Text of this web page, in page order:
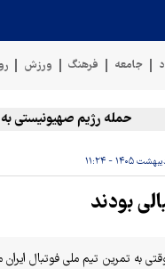
جامعه فرهنگ ورزش
حمله رژیم صهیونیستی به
بودند